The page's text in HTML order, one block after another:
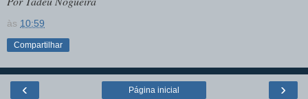
às 10:59
Compartilhar
‹ ›
Página inicial